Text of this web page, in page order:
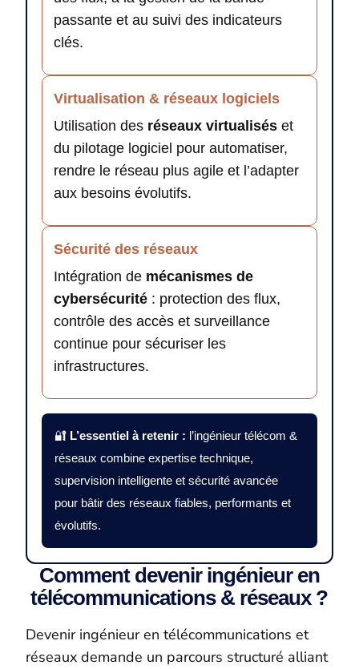
passante et au suivi des indicateurs
clés.
Virtualisation & réseaux logiciels
Utilisation des réseaux virtualisés et
du pilotage logiciel pour automatiser,
rendre le réseau plus agile et l’adapter
aux besoins évolutifs.
Sécurité des réseaux
Intégration de mécanismes de
cybersécurité : protection des flux,
contrôle des accès et surveillance
continue pour sécuriser les
infrastructures.
🔐 L’essentiel à retenir : l’ingénieur télécom &
réseaux combine expertise technique,
supervision intelligente et sécurité avancée
pour bâtir des réseaux fiables, performants et
évolutifs.
Comment devenir ingénieur en
télécommunications & réseaux ?
Devenir ingénieur en télécommunications et
réseaux demande un parcours structuré alliant